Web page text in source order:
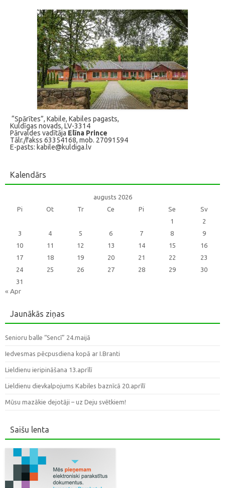
“Spārītes”, Kabile, Kabiles pagasts,
Kuldīgas novads, LV-3314
Pārvaldes vadītāja Elīna Prince
Tālr./fakss 63354168, mob. 27091594
E-pasts: kabile@kuldiga.lv
Kalendārs
augusts 2026
Pi
Ot Tr Ce Pi Se
Sv
1
2
3
4 5 6 7 8
9
10
11 12 13 14 15
16
17
18 19 20 21 22
23
24
25 26 27 28 29
30
31
« Apr
Jaunākās ziņas
Senioru balle “Sencī” 24.maijā
Iedvesmas pēcpusdiena kopā ar I.Branti
Lieldienu ieripināšana 13.aprīlī
Lieldienu dievkalpojums Kabiles baznīcā 20.aprīlī
Mūsu mazākie dejotāji – uz Deju svētkiem!
Saišu lenta